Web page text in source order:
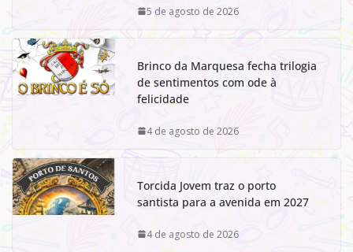
5 de agosto de 2026
Brinco da Marquesa fecha trilogia
de sentimentos com ode à
felicidade
4 de agosto de 2026
Torcida Jovem traz o porto
santista para a avenida em 2027
4 de agosto de 2026